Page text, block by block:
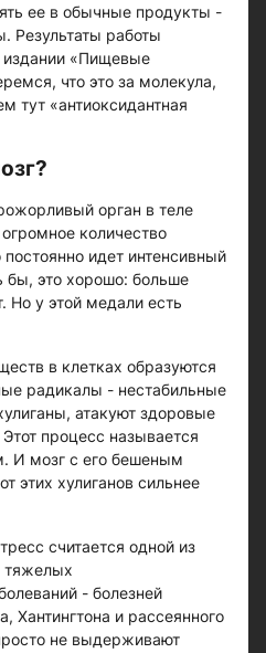
ее в обычные продукты -
Результаты работы
издании «Пищевые
что это за молекула,
тут «антиоксидантная
орган в теле
количество
идет интенсивный
бы, это хорошо: больше
Но у этой медали есть
в клетках образуются
радикалы - нестабильные
атакуют здоровые
процесс называется
И мозг с его бешеным
этих хулиганов сильнее
считается одной из
тяжелых
- болезней
Хантингтона и рассеянного
не выдерживают